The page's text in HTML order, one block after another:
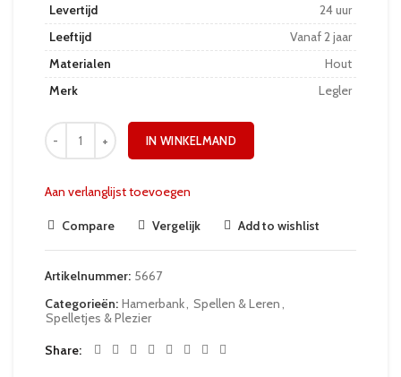
Levertijd
24 uur
Leeftijd
Vanaf 2 jaar
Materialen
Hout
Merk
Legler
IN WINKELMAND
Aan verlanglijst toevoegen
Compare Vergelijk Add to wishlist
Artikelnummer: 5667
Categorieën: Hamerbank Spellen & Leren
Spelletjes & Plezier
Share